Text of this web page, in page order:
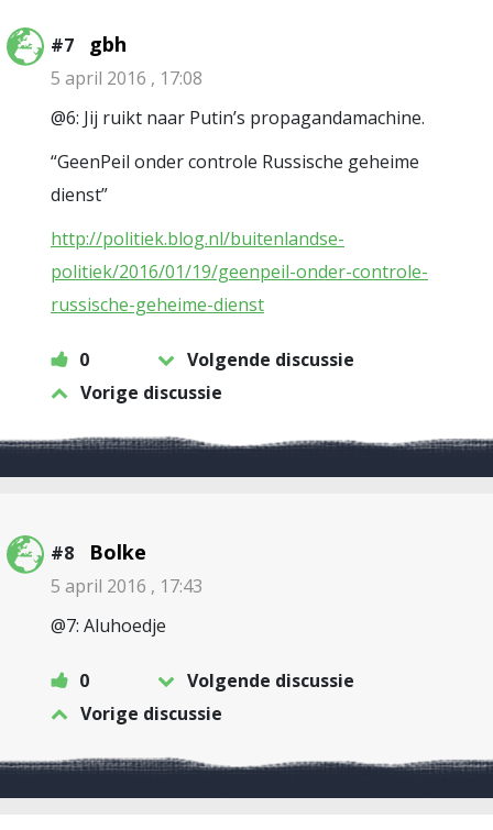
#7 gbh
5 april 2016 , 17:08
@6: Jij ruikt naar Putin’s propagandamachine.
“GeenPeil onder controle Russische geheime
dienst”
http://politiek.blog.nl/buitenlandse-
politiek/2016/01/19/geenpeil-onder-controle-
russische-geheime-dienst
0
Volgende discussie
Vorige discussie
#8 Bolke
5 april 2016 , 17:43
@7: Aluhoedje
0
Volgende discussie
Vorige discussie